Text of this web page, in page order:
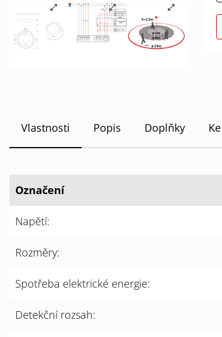
Vlastnosti Popis Doplňky
Označení
Napětí:
Rozměry:
Spotřeba elektrické energie:
Detekční rozsah: